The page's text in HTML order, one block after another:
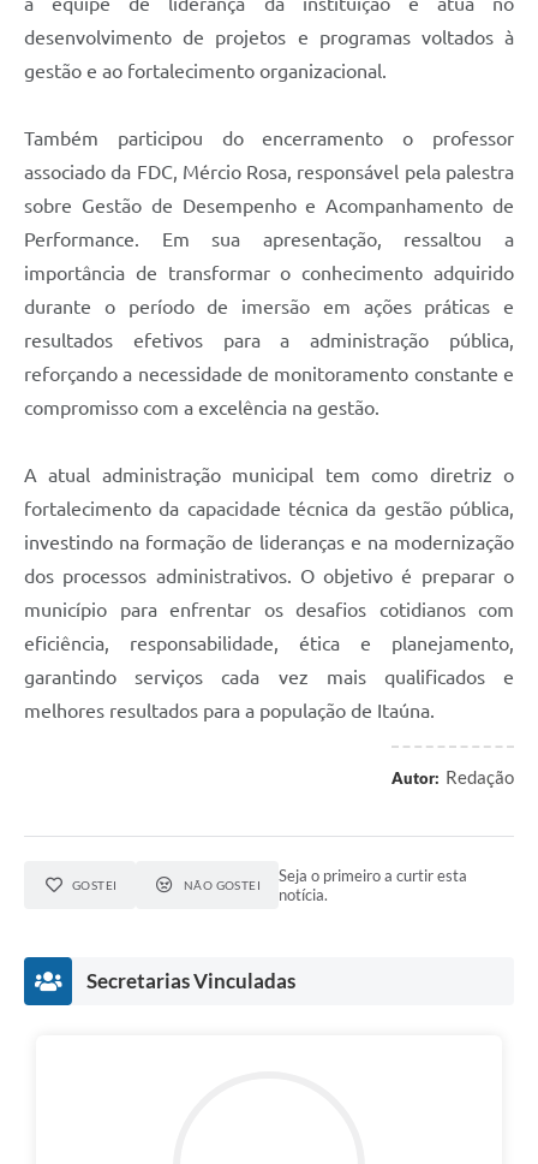
desenvolvimento de projetos e programas voltados à
gestão e ao fortalecimento organizacional.
Também participou do encerramento o professor
associado da FDC, Mércio Rosa, responsável pela palestra
sobre Gestão de Desempenho e Acompanhamento de
Performance. Em sua apresentação, ressaltou a
importância de transformar o conhecimento adquirido
durante o período de imersão em ações práticas e
resultados efetivos para a administração pública,
reforçando a necessidade de monitoramento constante e
compromisso com a excelência na gestão.
A atual administração municipal tem como diretriz o
fortalecimento da capacidade técnica da gestão pública,
investindo na formação de lideranças e na modernização
dos processos administrativos. O objetivo é preparar o
município para enfrentar os desafios cotidianos com
eficiência, responsabilidade, ética e planejamento,
garantindo serviços cada vez mais qualificados e
melhores resultados para a população de Itaúna.
Autor: Redação
GOSTEI NÃO GOSTEI
Seja o primeiro a curtir esta
notícia.
Secretarias Vinculadas